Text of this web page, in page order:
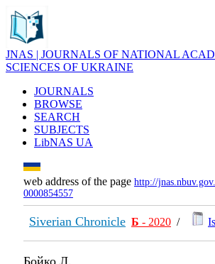
JNAS | JOURNALS OF NATIONAL
SCIENCES OF UKRAINE
JOURNALS
BROWSE
SEARCH
SUBJECTS
LibNAS UA
web address of the page http://
0000854557
Siverian Chronicle Б - 2020 /
Бойко Л.